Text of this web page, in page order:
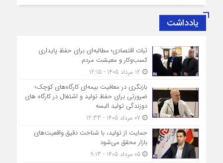
یادداشت
ثبات اقتصادی؛ مطالبه‌ای برای حفظ پایداری
کسب‌وکار و معیشت مردم
بازنگری در معافیت بیمه‌ای کارگاه‌های کوچک؛
ضرورتی برای حفظ تولید و اشتغال در کارگاه های
دوزندگی تولید البسه
حمایت از تولید، با شناخت دقیق واقعیت‌های
بازار محقق می‌شود
05 مرداد 1405 - 9:13